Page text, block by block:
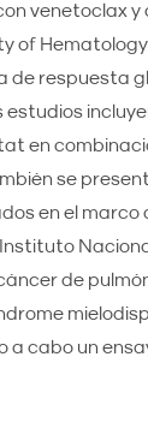
venetoclax y
of
respuesta
en
se
en el marco
de
cabo un